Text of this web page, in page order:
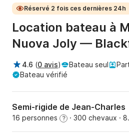
Réservé 2 fois ces dernières 24h
Location bateau à
Nuova Joly —
4.6 (0 avis) Bateau seul
Bateau vérifié
Semi-rigide de Jean-Charles
16 personnes ? · 300 chevaux ·